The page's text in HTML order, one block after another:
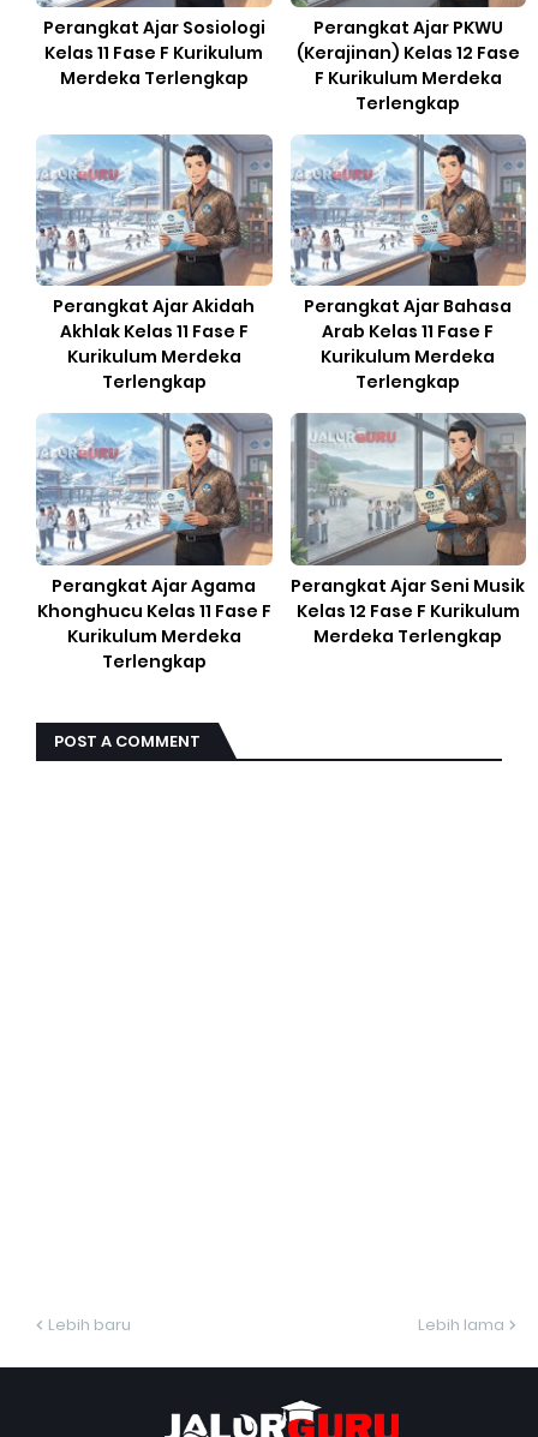
Perangkat Ajar Sosiologi
Kelas 11 Fase F Kurikulum
Merdeka Terlengkap
Perangkat Ajar PKWU
(Kerajinan) Kelas 12 Fase
F Kurikulum Merdeka
Terlengkap
Perangkat Ajar Akidah
Akhlak Kelas 11 Fase F
Kurikulum Merdeka
Terlengkap
Perangkat Ajar Bahasa
Arab Kelas 11 Fase F
Kurikulum Merdeka
Terlengkap
Perangkat Ajar Agama
Khonghucu Kelas 11 Fase F
Kurikulum Merdeka
Terlengkap
Perangkat Ajar Seni Musik
Kelas 12 Fase F Kurikulum
Merdeka Terlengkap
POST A COMMENT
Lebih baru Lebih lama